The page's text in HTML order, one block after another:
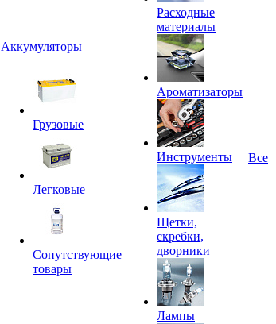
Аккумуляторы
Грузовые
Легковые
Сопутствующие
товары
Расходные
материалы
Ароматизаторы
Инструменты
Щетки,
скребки,
дворники
Лампы
Все